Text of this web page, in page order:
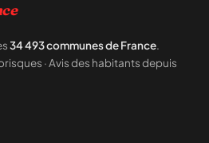
34 493 communes de France.
· Avis des habitants depuis